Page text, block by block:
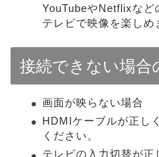
YouTubeやNetflixなど
テレビで映像を楽しめ
接続できない場合
画面が映らない場合
HDMIケーブルが正し
ください。
テレビの入力切替が